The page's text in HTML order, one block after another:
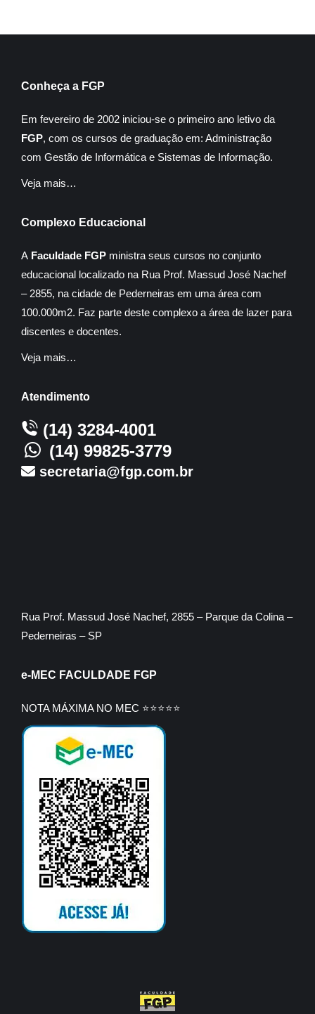
Conheça a FGP
Em fevereiro de 2002 iniciou-se o primeiro ano letivo da
FGP, com os cursos de graduação em: Administração
com Gestão de Informática e Sistemas de Informação.
Veja mais…
Complexo Educacional
A Faculdade FGP ministra seus cursos no conjunto
educacional localizado na Rua Prof. Massud José Nachef
– 2855, na cidade de Pederneiras em uma área com
100.000m2. Faz parte deste complexo a área de lazer para
discentes e docentes.
Veja mais…
Atendimento
(14) 3284-4001
(14) 99825-3779
secretaria@fgp.com.br
Rua Prof. Massud José Nachef, 2855 – Parque da Colina –
Pederneiras – SP
e-MEC FACULDADE FGP
NOTA MÁXIMA NO MEC ⭐⭐⭐⭐⭐